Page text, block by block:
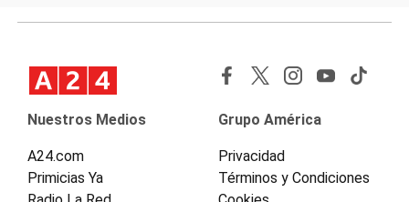
Nuestros Medios
A24.com
Primicias Ya
Grupo América
Privacidad
Términos y Condiciones